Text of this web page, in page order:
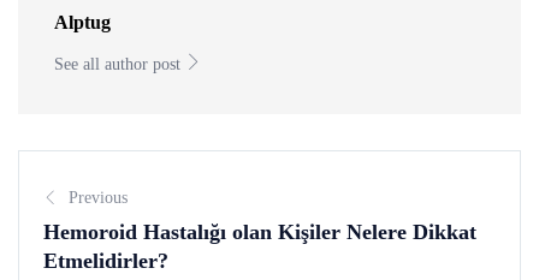
Alptug
See all author post
Previous
Hemoroid Hastalığı olan Kişiler Nelere Dikkat
Etmelidirler?